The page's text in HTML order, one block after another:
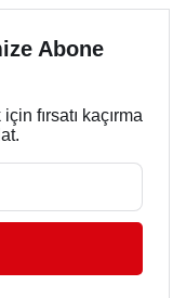
Abone
fırsatı kaçırma